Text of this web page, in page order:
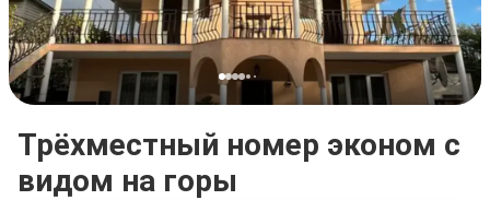
Трёхместный номер эконом с
видом на горы